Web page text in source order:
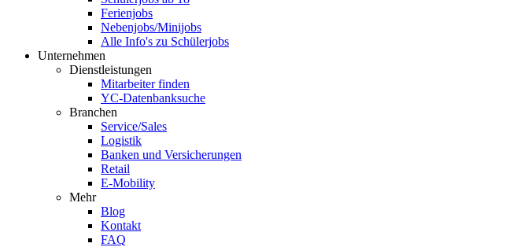
Ferienjobs
Nebenjobs/Minijobs
Alle Info's zu Schülerjobs
Unternehmen
Dienstleistungen
Mitarbeiter finden
YC-Datenbanksuche
Branchen
Service/Sales
Logistik
Banken und Versicherungen
Retail
E-Mobility
Mehr
Blog
Kontakt
FAQ